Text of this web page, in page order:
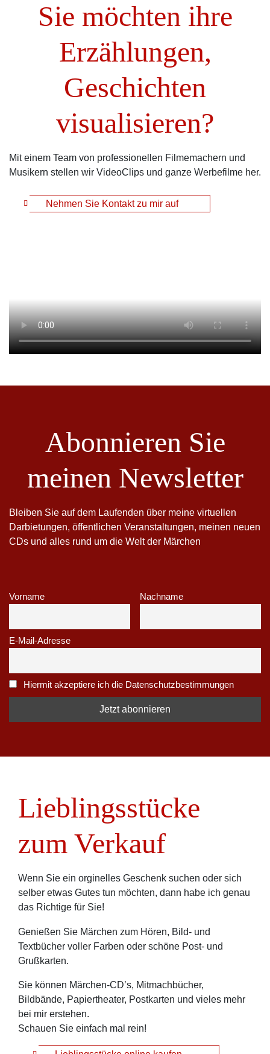
Sie möchten ihre
Erzählungen,
Geschichten
visualisieren?
Mit einem Team von professionellen Filmemachern und
Musikern stellen wir VideoClips und ganze Werbefilme her.
Nehmen Sie Kontakt zu mir auf
Abonnieren Sie
meinen Newsletter
Bleiben Sie auf dem Laufenden über meine virtuellen
Darbietungen, öffentlichen Veranstaltungen, meinen neuen
CDs und alles rund um die Welt der Märchen
Vorname Nachname
E-Mail-Adresse
Hiermit akzeptiere ich die Datenschutzbestimmungen
Lieblingsstücke
zum Verkauf
Wenn Sie ein orginelles Geschenk suchen oder sich
selber etwas Gutes tun möchten, dann habe ich genau
das Richtige für Sie!
Genießen Sie Märchen zum Hören, Bild- und
Textbücher voller Farben oder schöne Post- und
Grußkarten.
Sie können Märchen-CD’s, Mitmachbücher,
Bildbände, Papiertheater, Postkarten und vieles mehr
bei mir erstehen.
Schauen Sie einfach mal rein!